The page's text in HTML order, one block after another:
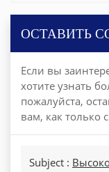
ОСТАВИТЬ
Если вы
хотите узнать
пожалуйста,
вам, как только
Subject :